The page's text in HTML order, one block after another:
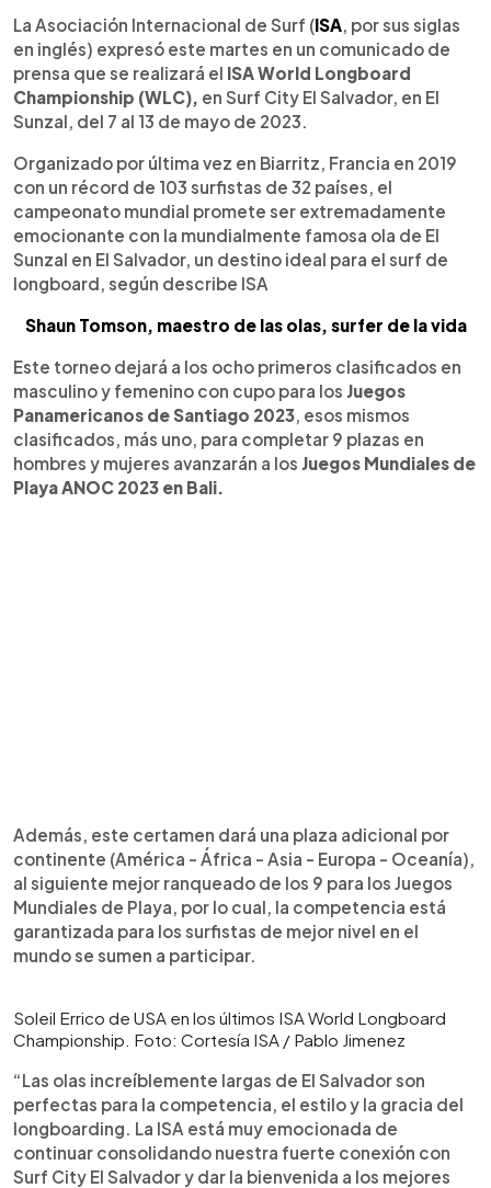
► Escuchar artículo
La Asociación Internacional de Surf (ISA, por sus siglas
en inglés) expresó este martes en un comunicado de
prensa que se realizará el ISA World Longboard
Championship (WLC), en Surf City El Salvador, en El
Sunzal, del 7 al 13 de mayo de 2023.
Organizado por última vez en Biarritz, Francia en 2019
con un récord de 103 surfistas de 32 países, el
campeonato mundial promete ser extremadamente
emocionante con la mundialmente famosa ola de El
Sunzal en El Salvador, un destino ideal para el surf de
longboard, según describe ISA
Shaun Tomson, maestro de las olas, surfer de la vida
Este torneo dejará a los ocho primeros clasificados en
masculino y femenino con cupo para los Juegos
Panamericanos de Santiago 2023, esos mismos
clasificados, más uno, para completar 9 plazas en
hombres y mujeres avanzarán a los Juegos Mundiales de
Playa ANOC 2023 en Bali.
Además, este certamen dará una plaza adicional por
continente (América - África - Asia - Europa - Oceanía),
al siguiente mejor ranqueado de los 9 para los Juegos
Mundiales de Playa, por lo cual, la competencia está
garantizada para los surfistas de mejor nivel en el
mundo se sumen a participar.
Soleil Errico de USA en los últimos ISA World Longboard
Championship. Foto: Cortesía ISA / Pablo Jimenez
“Las olas increíblemente largas de El Salvador son
perfectas para la competencia, el estilo y la gracia del
longboarding. La ISA está muy emocionada de
continuar consolidando nuestra fuerte conexión con
Surf City El Salvador y dar la bienvenida a los mejores